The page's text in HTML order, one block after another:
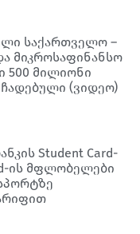
საქართველო –
მიკროსაფინანსო
500 მილიონი
(ვიდეო)
Student Card-
ის მფლობელები